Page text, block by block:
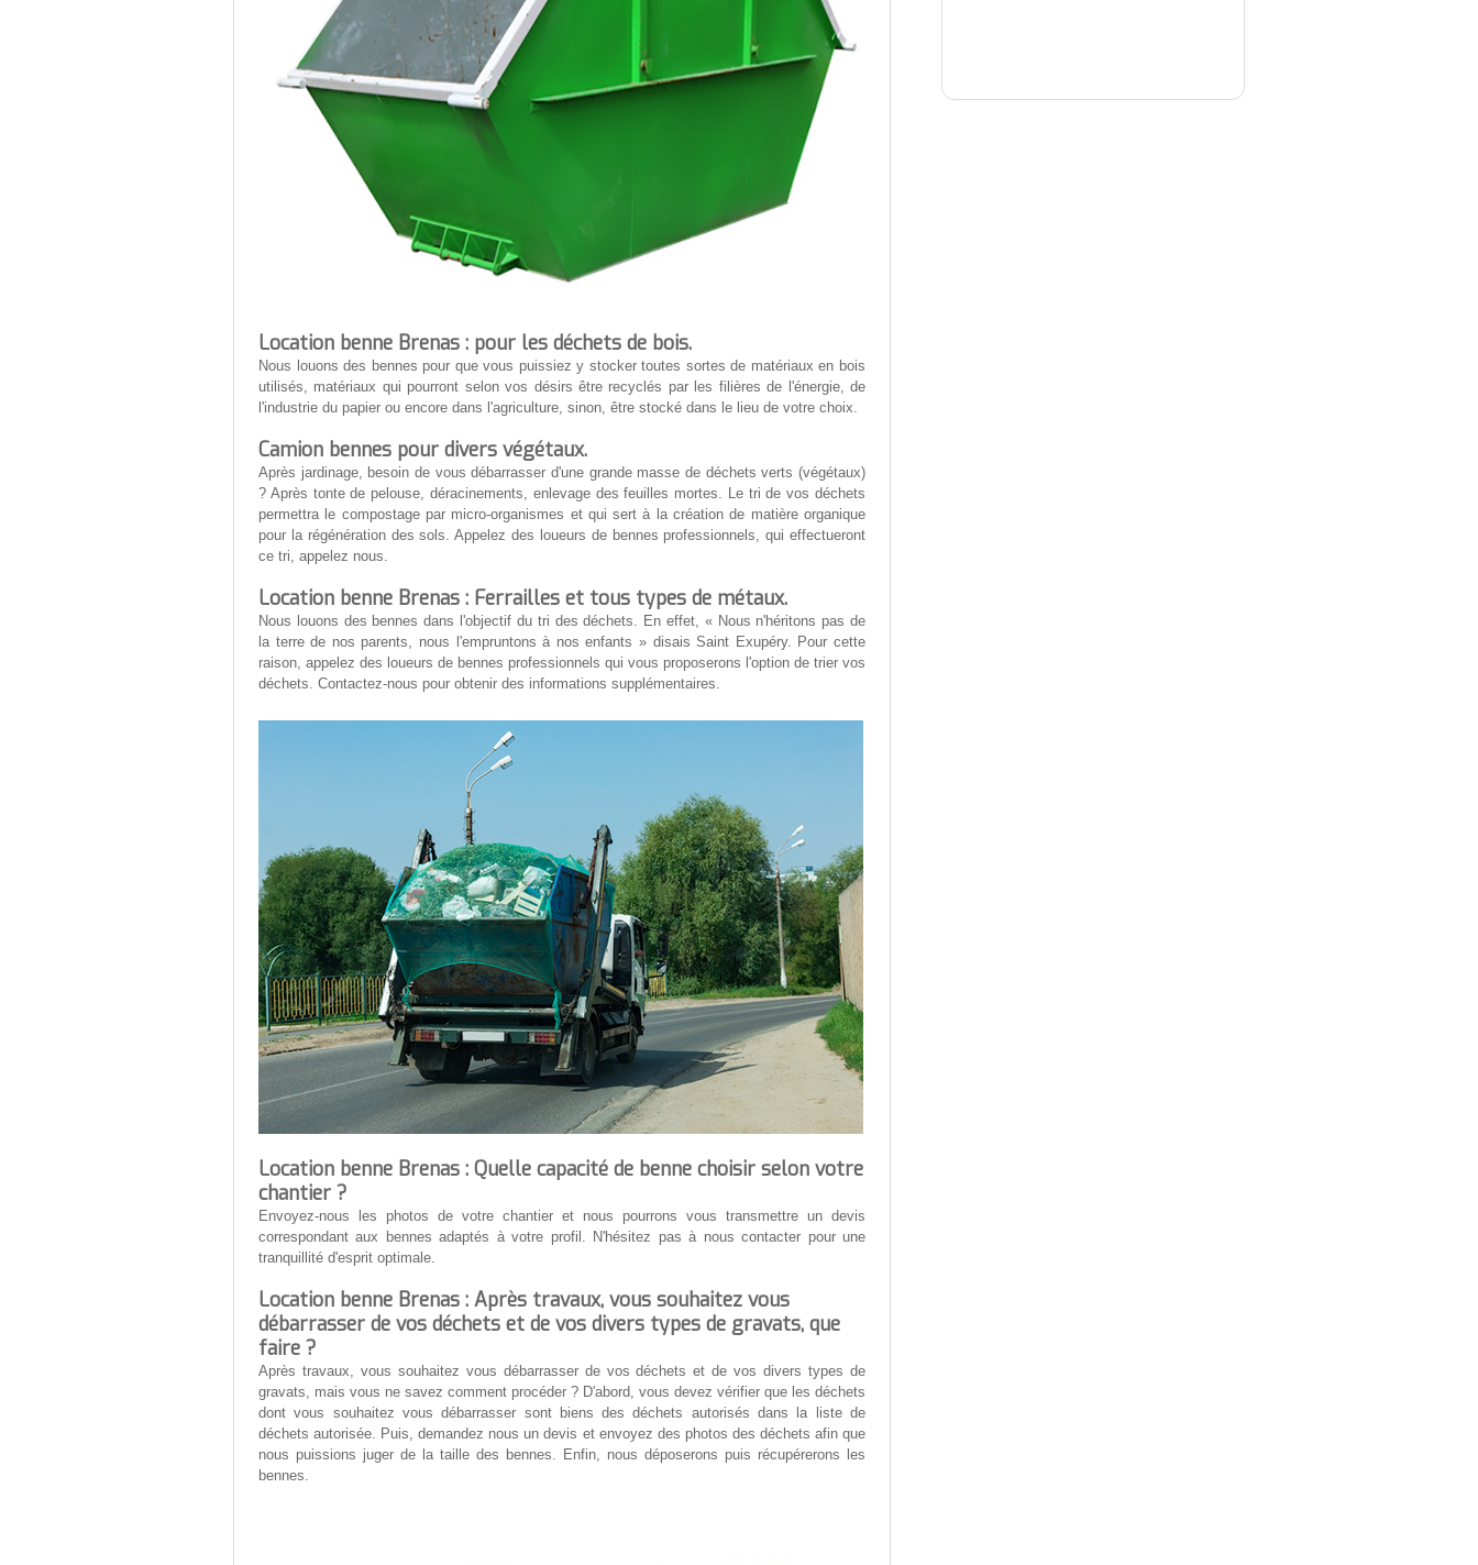
Location benne Brenas : pour les déchets de bois.
Nous louons des bennes pour que vous puissiez y stocker toutes sortes de matériaux en bois
utilisés, matériaux qui pourront selon vos désirs être recyclés par les filières de l'énergie, de
l'industrie du papier ou encore dans l'agriculture, sinon, être stocké dans le lieu de votre choix.
Camion bennes pour divers végétaux.
Après jardinage, besoin de vous débarrasser d'une grande masse de déchets verts (végétaux)
? Après tonte de pelouse, déracinements, enlevage des feuilles mortes. Le tri de vos déchets
permettra le compostage par micro-organismes et qui sert à la création de matière organique
pour la régénération des sols. Appelez des loueurs de bennes professionnels, qui effectueront
ce tri, appelez nous.
Location benne Brenas : Ferrailles et tous types de métaux.
Nous louons des bennes dans l'objectif du tri des déchets. En effet, « Nous n'héritons pas de
la terre de nos parents, nous l'empruntons à nos enfants » disais Saint Exupéry. Pour cette
raison, appelez des loueurs de bennes professionnels qui vous proposerons l'option de trier vos
déchets. Contactez-nous pour obtenir des informations supplémentaires.
Location benne Brenas : Quelle capacité de benne choisir selon votre
chantier ?
Envoyez-nous les photos de votre chantier et nous pourrons vous transmettre un devis
correspondant aux bennes adaptés à votre profil. N'hésitez pas à nous contacter pour une
tranquillité d'esprit optimale.
Location benne Brenas : Après travaux, vous souhaitez vous
débarrasser de vos déchets et de vos divers types de gravats, que
faire ?
Après travaux, vous souhaitez vous débarrasser de vos déchets et de vos divers types de
gravats, mais vous ne savez comment procéder ? D'abord, vous devez vérifier que les déchets
dont vous souhaitez vous débarrasser sont biens des déchets autorisés dans la liste de
déchets autorisée. Puis, demandez nous un devis et envoyez des photos des déchets afin que
nous puissions juger de la taille des bennes. Enfin, nous déposerons puis récupérerons les
bennes.